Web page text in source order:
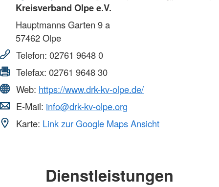
Kreisverband Olpe e.V.
Hauptmanns Garten 9 a
57462Olpe
Telefon: 02761 9648 0
Telefax: 02761 9648 30
Web: https://www.drk-kv-olpe.de/
E-Mail: info@drk-kv-olpe.org
Karte: Link zur Google Maps Ansicht
Dienstleistungen